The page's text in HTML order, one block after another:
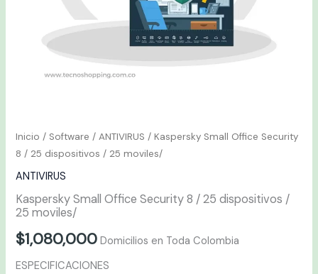
Inicio / Software /ANTIVIRUS / Kaspersky Small Office Security
8 / 25 dispositivos / 25 moviles/
ANTIVIRUS
Kaspersky Small Office Security 8 / 25 dispositivos /
25 moviles/
$1,080,000 Domicilios en Toda Colombia
ESPECIFICACIONES
cantidad